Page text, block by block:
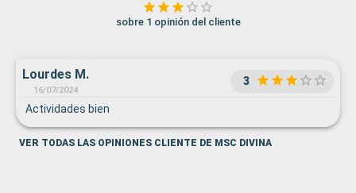
sobre 1 opinión del cliente
Lourdes M.
16/07/2024
3
Actividades bien
VER TODAS LAS OPINIONES CLIENTE DE MSC DIVINA